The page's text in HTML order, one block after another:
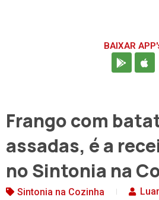
BAIXAR
Frango com
assadas, é a
no Sintonia na
Sintonia na Cozinha